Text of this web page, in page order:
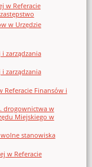
w Referacie
w Urzędzie
zarządzania
zarządzania
Referacie Finansów i
drogownictwa w
Miejskiego w
stanowiska
w Referacie